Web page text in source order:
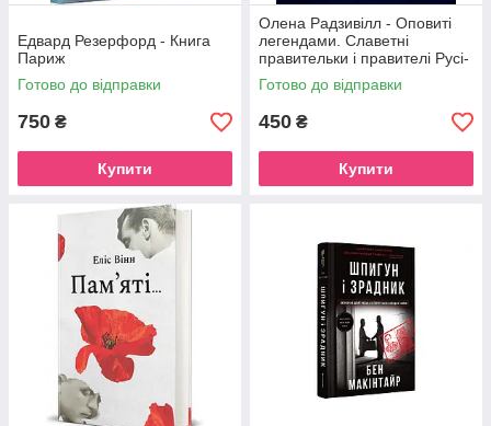
Едвард Резерфорд - Книга
Париж
Готово до відправки
750 ₴
Купити
Олена Радзивілл - Оповиті
легендами. Славетні
правительки і правителі Русі-
України
Готово до відправки
450 ₴
Купити